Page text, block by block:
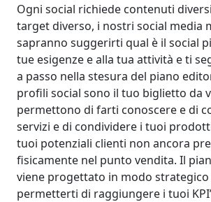
Ogni social richiede contenuti
target diverso, i nostri social media
sapranno suggerirti qual è il social
tue esigenze e alla tua attività e ti
a passo nella stesura del piano
profili social sono il tuo biglietto da
permettono di farti conoscere e di
servizi e di condividere i tuoi
tuoi potenziali clienti non ancora
fisicamente nel punto vendita. Il
viene progettato in modo
permetterti di raggiungere i tuoi